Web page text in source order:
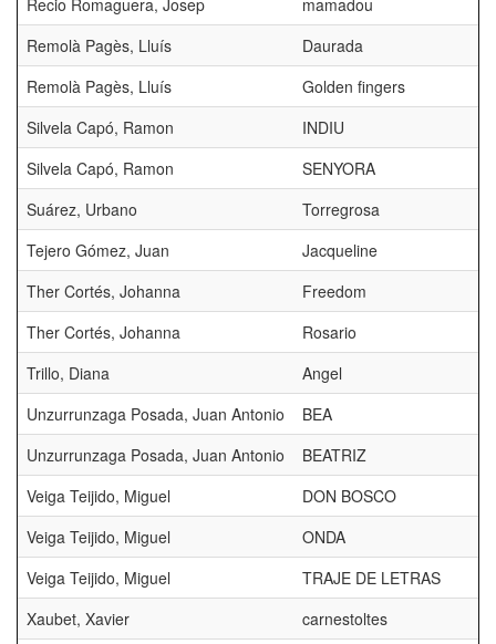
Recio Romaguera, Josep
mamadou
Remolà Pagès, Lluís
Daurada
Remolà Pagès, Lluís
Golden fingers
Silvela Capó, Ramon
INDIU
Silvela Capó, Ramon
SENYORA
Suárez, Urbano
Torregrosa
Tejero Gómez, Juan
Jacqueline
Ther Cortés, Johanna
Freedom
Ther Cortés, Johanna
Rosario
Trillo, Diana
Angel
Unzurrunzaga Posada, Juan Antonio
BEA
Unzurrunzaga Posada, Juan Antonio
BEATRIZ
Veiga Teijido, Miguel
DON BOSCO
Veiga Teijido, Miguel
ONDA
Veiga Teijido, Miguel
TRAJE DE LETRAS
Xaubet, Xavier
carnestoltes